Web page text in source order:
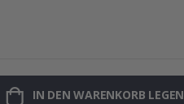
IN DEN WARENKORB LEGEN